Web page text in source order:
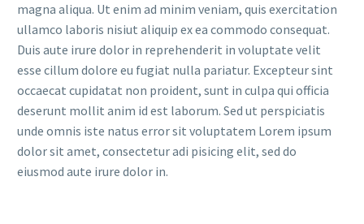
magna aliqua. Ut enim ad minim veniam, quis exercitation
ullamco laboris nisiut aliquip ex ea commodo consequat.
Duis aute irure dolor in reprehenderit in voluptate velit
esse cillum dolore eu fugiat nulla pariatur. Excepteur sint
occaecat cupidatat non proident, sunt in culpa qui officia
deserunt mollit anim id est laborum. Sed ut perspiciatis
unde omnis iste natus error sit voluptatem Lorem ipsum
dolor sit amet, consectetur adi pisicing elit, sed do
eiusmod aute irure dolor in.